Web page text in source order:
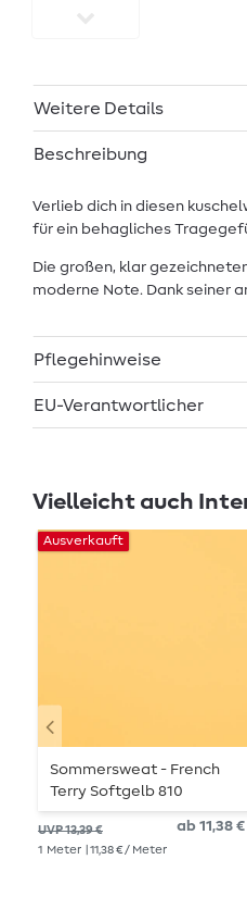
Weitere Details
Beschreibung
Verlieb dich in diesen
für ein behagliches
Die großen, klar
moderne Note. Dank seiner
Pflegehinweise
EU-Verantwortlicher
Vielleicht auch
Ausverkauft
Sommersweat - French
Terry Softgelb 810
Schlingenstruktur
UVP 13,39 € ab 11,38 €
1 Meter | 11,38 € / Meter